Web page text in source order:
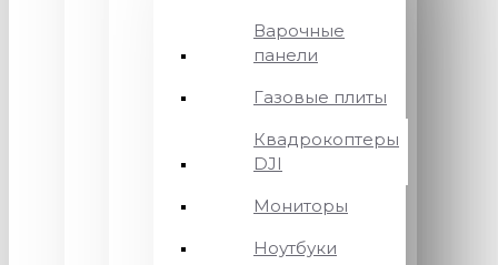
Варочные
панели
Газовые плиты
Квадрокоптеры
DJI
Мониторы
Ноутбуки